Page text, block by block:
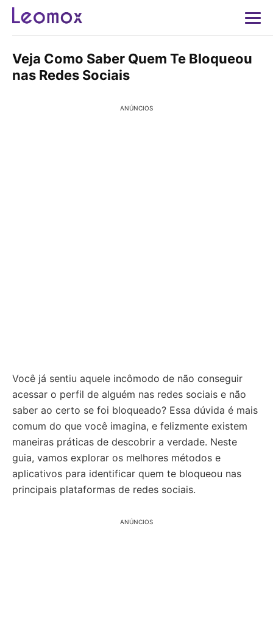
Veja Como Saber Quem Te Bloqueou
nas Redes Sociais
ANÚNCIOS
Você já sentiu aquele incômodo de não conseguir
acessar o perfil de alguém nas redes sociais e não
saber ao certo se foi bloqueado? Essa dúvida é mais
comum do que você imagina, e felizmente existem
maneiras práticas de descobrir a verdade. Neste
guia, vamos explorar os melhores métodos e
aplicativos para identificar quem te bloqueou nas
principais plataformas de redes sociais.
ANÚNCIOS